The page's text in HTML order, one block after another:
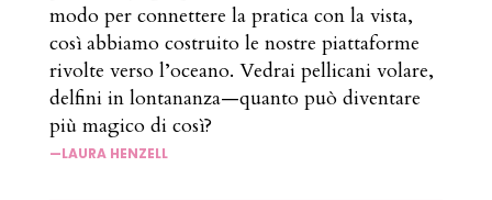
modo per connettere la pratica con la vista,
così abbiamo costruito le nostre piattaforme
rivolte verso l’oceano. Vedrai pellicani volare,
delfini in lontananza—quanto può diventare
più magico di così?
—LAURA HENZELL